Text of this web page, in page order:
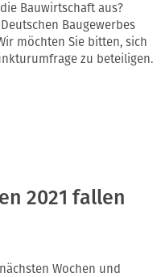
Bauwirtschaft aus?
Baugewerbes
möchten Sie bitten, sich
zu beteiligen.
2021 fallen
Wochen und